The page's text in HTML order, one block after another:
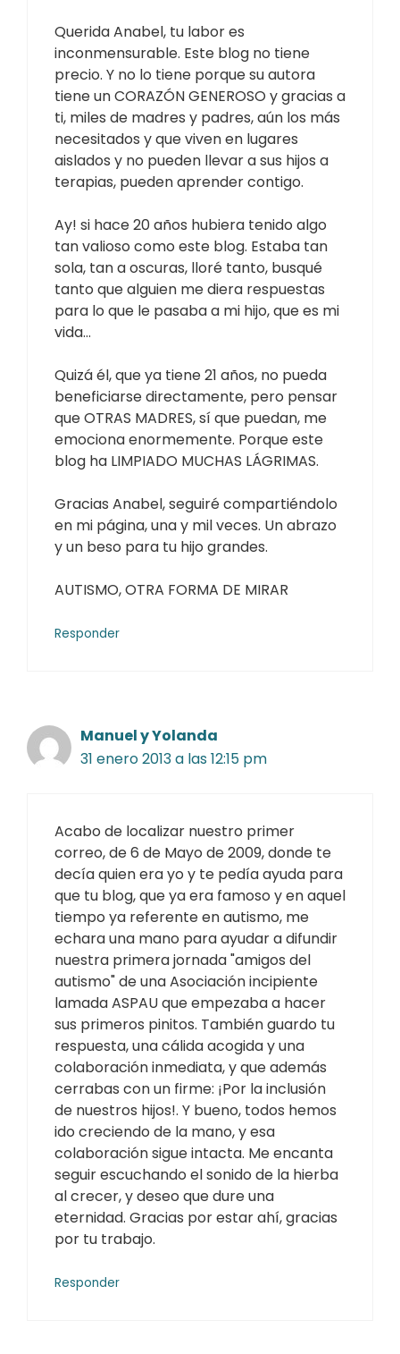
Querida Anabel, tu labor es
inconmensurable. Este blog no tiene
precio. Y no lo tiene porque su autora
tiene un CORAZÓN GENEROSO y gracias a
ti, miles de madres y padres, aún los más
necesitados y que viven en lugares
aislados y no pueden llevar a sus hijos a
terapias, pueden aprender contigo.
Ay! si hace 20 años hubiera tenido algo
tan valioso como este blog. Estaba tan
sola, tan a oscuras, lloré tanto, busqué
tanto que alguien me diera respuestas
para lo que le pasaba a mi hijo, que es mi
vida…
Quizá él, que ya tiene 21 años, no pueda
beneficiarse directamente, pero pensar
que OTRAS MADRES, sí que puedan, me
emociona enormemente. Porque este
blog ha LIMPIADO MUCHAS LÁGRIMAS.
Gracias Anabel, seguiré compartiéndolo
en mi página, una y mil veces. Un abrazo
y un beso para tu hijo grandes.
AUTISMO, OTRA FORMA DE MIRAR
Responder
Manuel y Yolanda
31 enero 2013 a las 12:15 pm
Acabo de localizar nuestro primer
correo, de 6 de Mayo de 2009, donde te
decía quien era yo y te pedía ayuda para
que tu blog, que ya era famoso y en aquel
tiempo ya referente en autismo, me
echara una mano para ayudar a difundir
nuestra primera jornada "amigos del
autismo" de una Asociación incipiente
lamada ASPAU que empezaba a hacer
sus primeros pinitos. También guardo tu
respuesta, una cálida acogida y una
colaboración inmediata, y que además
cerrabas con un firme: ¡Por la inclusión
de nuestros hijos!. Y bueno, todos hemos
ido creciendo de la mano, y esa
colaboración sigue intacta. Me encanta
seguir escuchando el sonido de la hierba
al crecer, y deseo que dure una
eternidad. Gracias por estar ahí, gracias
por tu trabajo.
Responder